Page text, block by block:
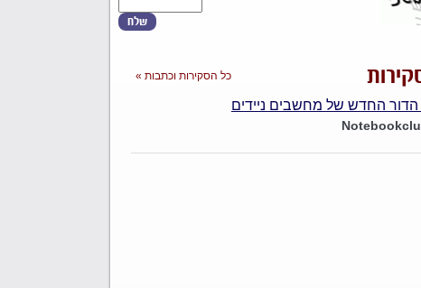
כל הסקירות וכתבות »